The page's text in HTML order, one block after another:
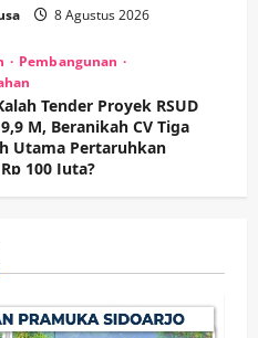
8 Agustus 2026
Pembangunan
Tender Proyek RSUD
M, Beranikah CV Tiga
Utama Pertaruhkan
100 Juta?
5 Agustus 2026
PP Sidoarjo
Mesin Menuju Piala
5 Agustus 2026